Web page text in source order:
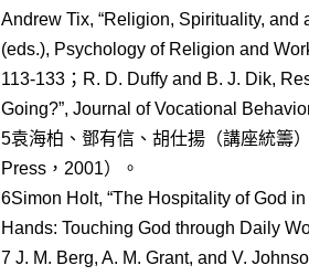
Andrew Tix, “Religion, Spirituality,
(eds.), Psychology of Religion and
113-133；R. D. Duffy and B. J. Dik,
Going?”, Journal of Vocational
5袁海柏、鄧有信、胡仕揚（講座統籌
Press，2001）。
6Simon Holt, “The Hospitality of God
Hands: Touching God through Daily
7 J. M. Berg, A. M. Grant, and V.